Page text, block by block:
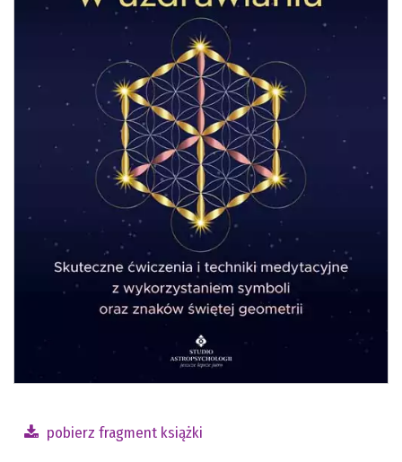
pobierz fragment książki